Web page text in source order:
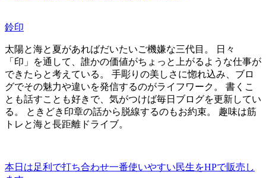
鈴印
太陽と海と夏があればだいたいご機嫌な三代目。 日々
「印」を通して、誰かの価値がちょっと上がるような仕事が
できたらと考えている。 手彫りの美しさに惚れ込み、ブロ
グでその魅力や違いを発信するのがライフワーク。 書くこ
とも話すことも好きで、気がつけば毎日ブログを更新してい
る。 ときどき印章の話から脱線するのもお約束。 趣味は筋
トレと海と長距離ドライブ。
本日は足利で打ち合わせ一番使いやすい民生をHPで販売し